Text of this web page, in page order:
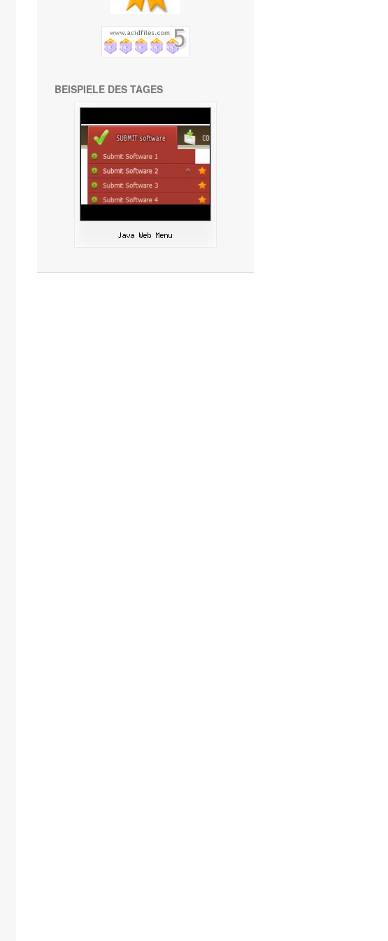
BEISPIELE DES TAGES